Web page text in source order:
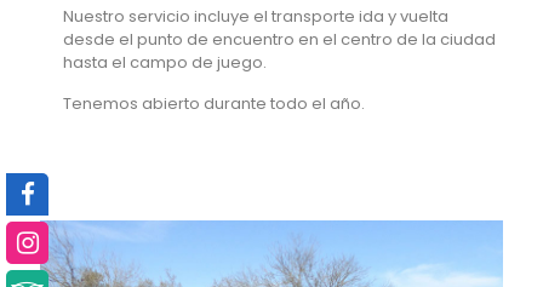
Nuestro servicio incluye el transporte ida y vuelta
desde el punto de encuentro en el centro de la ciudad
hasta el campo de juego.
Tenemos abierto durante todo el año.